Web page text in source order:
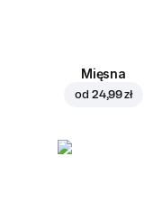
Mięsna
od 24,99 zł